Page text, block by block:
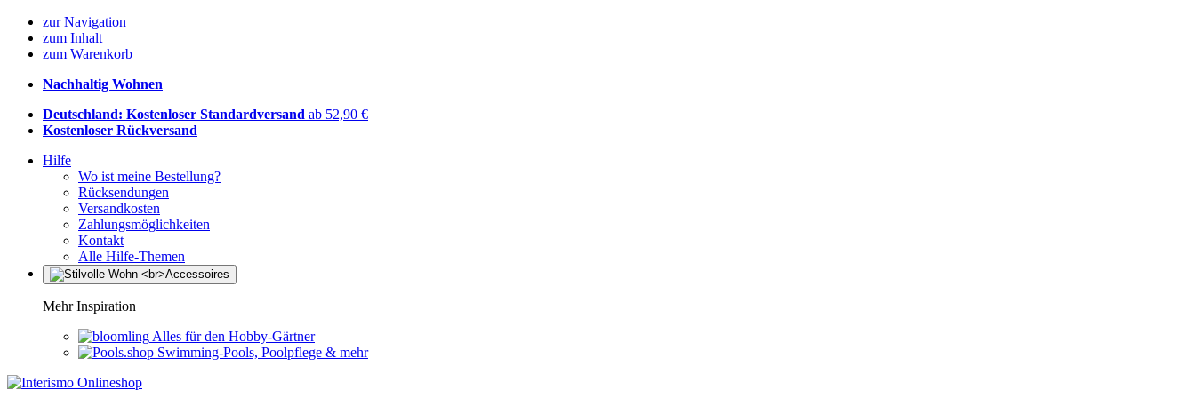
zur Navigation
zum Inhalt
zum Warenkorb
Nachhaltig Wohnen
Deutschland: Kostenloser Standardversand ab 52,90 €
Kostenloser Rückversand
Hilfe
Wo ist meine Bestellung?
Rücksendungen
Versandkosten
Zahlungsmöglichkeiten
Kontakt
Alle Hilfe-Themen
Mehr Inspiration
Alles für den Hobby-Gärtner
Swimming-Pools, Poolpflege & mehr